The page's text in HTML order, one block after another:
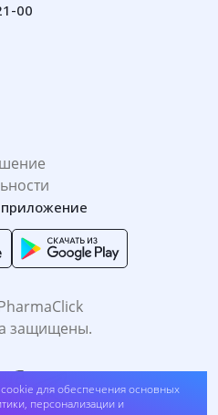
для обеспечения основных
персонализации и
00
защищены.